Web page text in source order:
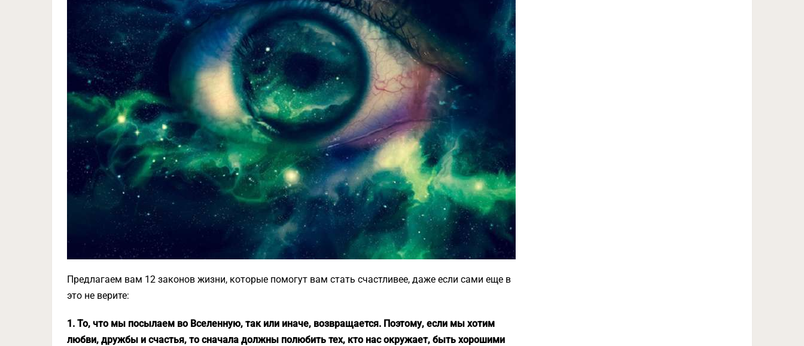
Предлагаем вам 12 законов жизни, которые помогут вам стать счастливее, даже если сами еще в
это не верите:
1. То, что мы посылаем во Вселенную, так или иначе, возвращается. Поэтому, если мы хотим
любви, дружбы и счастья, то сначала должны полюбить тех, кто нас окружает, быть хорошими